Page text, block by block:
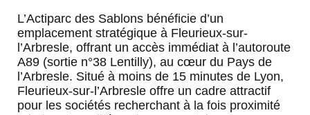
L’Actiparc des Sablons bénéficie d’un
emplacement stratégique à Fleurieux-sur-
l’Arbresle, offrant un accès immédiat à l’autoroute
A89 (sortie n°38 Lentilly), au cœur du Pays de
l’Arbresle. Situé à moins de 15 minutes de Lyon,
Fleurieux-sur-l’Arbresle offre un cadre attractif
pour les sociétés recherchant à la fois proximité